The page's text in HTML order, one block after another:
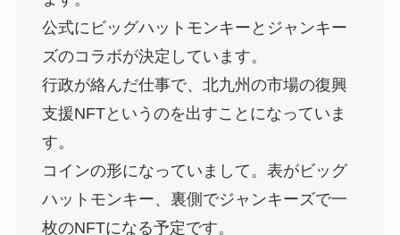
公式にビッグハットモンキーとジャンキー
ズのコラボが決定しています。
行政が絡んだ仕事で、北九州の市場の復興
支援NFTというのを出すことになっていま
す。
コインの形になっていまして。表がビッグ
ハットモンキー、裏側でジャンキーズで一
枚のNFTになる予定です。